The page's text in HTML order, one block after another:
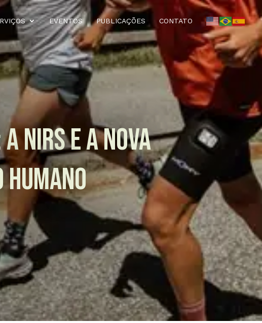
EVENTOS PUBLICAÇÕES CONTATO
NIRS E A NOVA
HUMANO